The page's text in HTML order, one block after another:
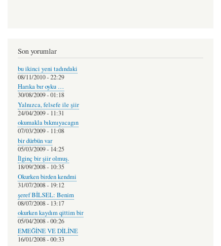
Son yorumlar
bu ikinci yeni tadındaki
08/11/2010 - 22:29
Harıka bır oyku …
30/08/2009 - 01:18
Yalnızca, felsefe ile şiir
24/04/2009 - 11:31
okumakla bıkmıyacagın
07/03/2009 - 11:08
bir dürbün var
05/03/2009 - 14:25
İlginç bir şiir olmuş.
18/09/2008 - 10:35
Okurken birden kendmi
31/07/2008 - 19:12
şeref BİLSEL: Benim
08/07/2008 - 13:17
okurken kaydım qittim bir
05/04/2008 - 00:26
EMEĞİNE VE DİLİNE
16/01/2008 - 00:33